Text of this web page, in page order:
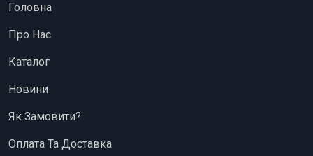
Головна
Про Нас
Каталог
Новини
Як Замовити?
Оплата Та Доставка